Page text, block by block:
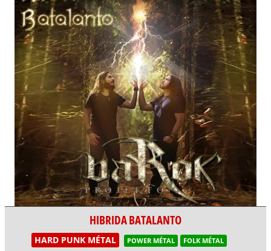
HIBRIDA BATALANTO
HARD PUNK MÉTAL POWER MÉTAL FOLK MÉTAL